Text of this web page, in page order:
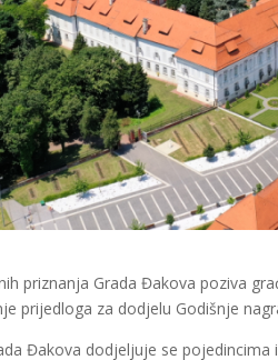
priznanja Grada Đakova poziva
prijedloga za dodjelu Godišnje
Đakova dodjeljuje se